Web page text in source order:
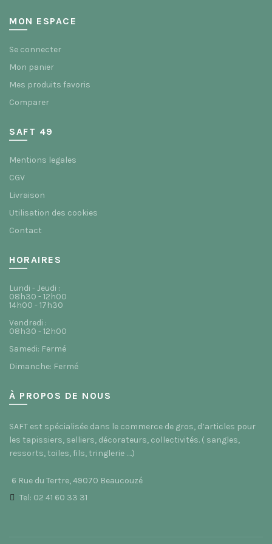
MON ESPACE
Se connecter
Mon panier
Mes produits favoris
Comparer
SAFT 49
Mentions legales
CGV
Livraison
Utilisation des cookies
Contact
HORAIRES
Lundi - Jeudi :
08h30 - 12h00
14h00 - 17h30
Vendredi :
08h30 - 12h00
Samedi: Fermé
Dimanche: Fermé
À PROPOS DE NOUS
SAFT est spécialisée dans le commerce de gros, d’articles pour
les tapissiers, selliers, décorateurs, collectivités. ( sangles,
ressorts, toiles, fils, tringlerie ….)
6 Rue du Tertre, 49070 Beaucouzé
Tel: 02 41 60 33 31